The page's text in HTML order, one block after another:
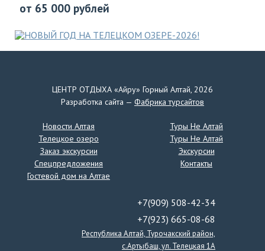
от 65 000 рублей
НОВЫЙ ГОД НА ТЕЛЕЦКОМ ОЗЕРЕ-2026!
от 65 000 рублей
ЦЕНТР ОТДЫХА «Айру» Горный Алтай, 2026
Разработка сайта — Фабрика турсайтов
Новости Алтая
Телецкое озеро
Заказ экскурсии
Спецпредложения
Гостевой дом на Алтае
Туры Не Алтай
Туры Не Алтай
Экскурсии
Контакты
+7(909) 508-42-34
+7(923) 665-08-68
Республика Алтай, Турочакский район,
с.Артыбаш, ул. Телецкая 1А